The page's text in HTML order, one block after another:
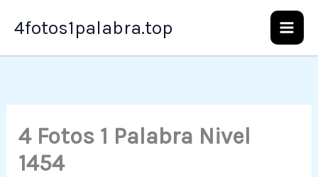
4fotos1palabra.top
4 Fotos 1 Palabra Nivel
1454